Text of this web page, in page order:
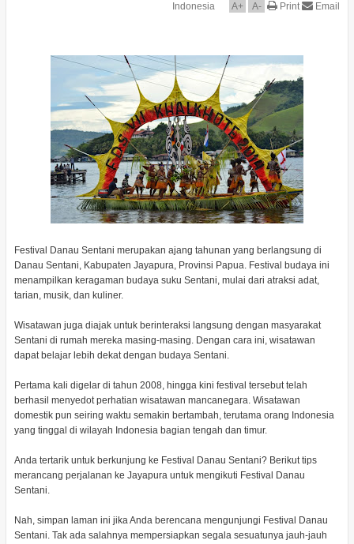
Indonesia
A+ A- Print Email
Festival Danau Sentani merupakan ajang tahunan yang berlangsung di
Danau Sentani, Kabupaten Jayapura, Provinsi Papua. Festival budaya ini
menampilkan keragaman budaya suku Sentani, mulai dari atraksi adat,
tarian, musik, dan kuliner.
Wisatawan juga diajak untuk berinteraksi langsung dengan masyarakat
Sentani di rumah mereka masing-masing. Dengan cara ini, wisatawan
dapat belajar lebih dekat dengan budaya Sentani.
Pertama kali digelar di tahun 2008, hingga kini festival tersebut telah
berhasil menyedot perhatian wisatawan mancanegara. Wisatawan
domestik pun seiring waktu semakin bertambah, terutama orang Indonesia
yang tinggal di wilayah Indonesia bagian tengah dan timur.
Anda tertarik untuk berkunjung ke Festival Danau Sentani? Berikut tips
merancang perjalanan ke Jayapura untuk mengikuti Festival Danau
Sentani.
Nah, simpan laman ini jika Anda berencana mengunjungi Festival Danau
Sentani. Tak ada salahnya mempersiapkan segala sesuatunya jauh-jauh